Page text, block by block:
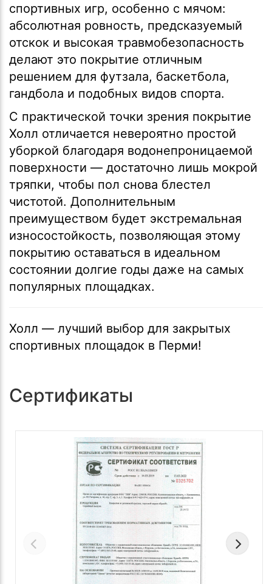
спортивных игр, особенно с мячом:
абсолютная ровность, предсказуемый
отскок и высокая травмобезопасность
делают это покрытие отличным
решением для футзала, баскетбола,
гандбола и подобных видов спорта.
С практической точки зрения покрытие
Холл отличается невероятно простой
уборкой благодаря водонепроницаемой
поверхности — достаточно лишь мокрой
тряпки, чтобы пол снова блестел
чистотой. Дополнительным
преимуществом будет экстремальная
износостойкость, позволяющая этому
покрытию оставаться в идеальном
состоянии долгие годы даже на самых
популярных площадках.
Холл — лучший выбор для закрытых
спортивных площадок в Перми!
Сертификаты